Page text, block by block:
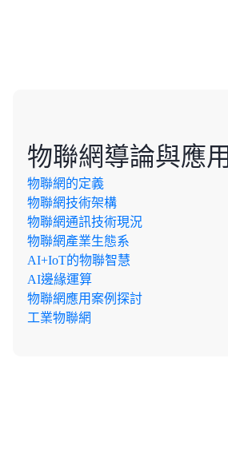
物聯網導論與應用
物聯網的定義
物聯網技術架構
物聯網通訊技術現況
物聯網產業生態系
AI+IoT的物聯智慧
AI邊緣運算
物聯網應用案例探討
工業物聯網